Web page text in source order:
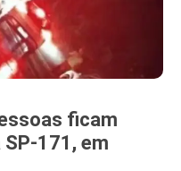
ficam
171, em